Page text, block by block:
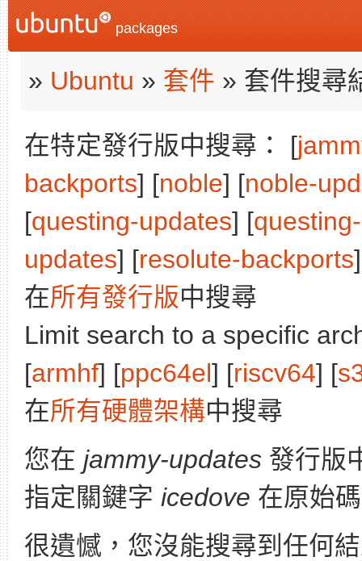
packages
» Ubuntu » 套件 » 套件搜尋
在特定發行版中搜尋： [
backports] [noble] [noble-
[questing-updates] [
updates] [resolute-backports
在所有發行版中搜尋
Limit search to a specific
[armhf] [ppc64el] [riscv64] [
在所有硬體架構中搜尋
您在 jammy-updates 發行版
指定關鍵字 icedove 在原始
很遺憾，您沒能搜尋到任何